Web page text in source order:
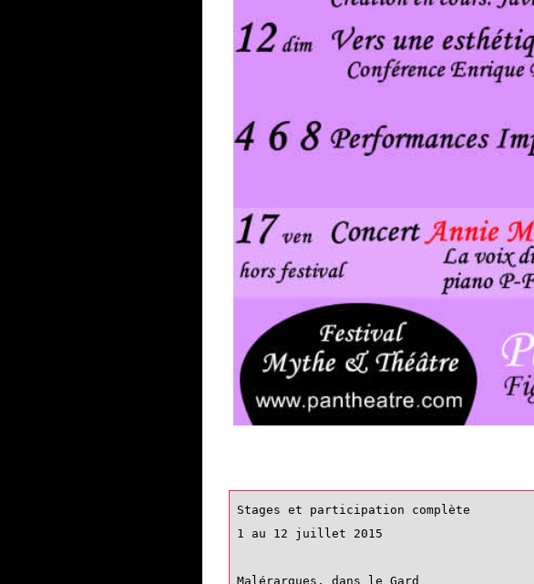
Stages et participation complète
1 au 12 juillet 2015
Malérargues, dans le Gard